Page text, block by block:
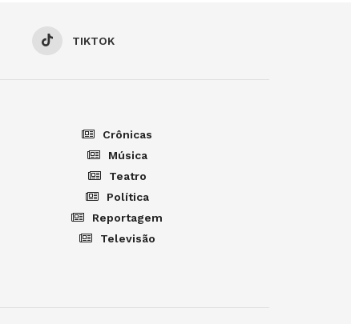
TIKTOK
Crônicas
Música
Teatro
Política
Reportagem
Televisão